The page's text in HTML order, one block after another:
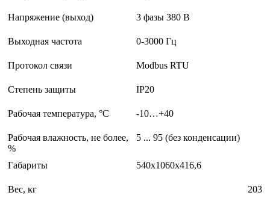
Напряжение (выход) 3 фазы 380 В
Выходная частота 0-3000 Гц
Протокол связи Modbus RTU
Степень защиты IP20
Рабочая температура, °С -10…+40
Рабочая влажность, не более,
%
5 ... 95 (без конденсации)
Габариты 540x1060x416,6
Вес, кг 203